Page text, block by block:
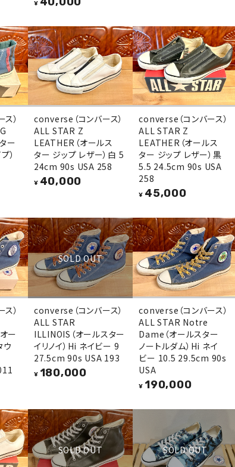
¥
）
ー
）
converse（コンバース）
ALL STAR Z
LEATHER（オールス
ター ジップ レザー）白 5
24cm 90s USA 258
¥ 40,000
converse（コンバース）
ALL STAR Z
LEATHER（オールス
ター ジップ レザー）黒
5.5 24.5cm 90s USA
258
¥ 45,000
）
ー
ウ
SOLD OUT
converse（コンバース）
ALL STAR
ILLINOIS（オールスター
イリノイ）Hi ネイビー 9
27.5cm 90s USA 193
¥ 180,000
converse（コンバース）
ALL STAR Notre
Dame（オールスター
ノートルダム）Hi ネイ
ビー 10.5 29.5cm 90s
USA
¥ 190,000
SOLD OUT SOLD OUT